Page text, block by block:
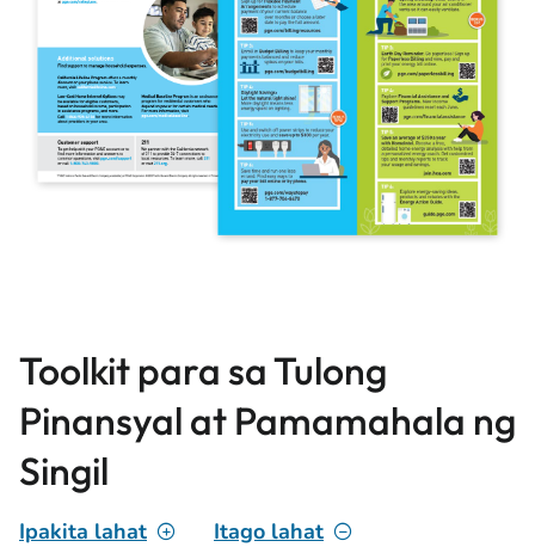
Toolkit para sa Tulong
Pinansyal at Pamamahala ng
Singil
Ipakita lahat Itago lahat